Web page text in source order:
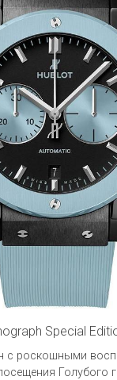
Special
с роскошными
Голубого